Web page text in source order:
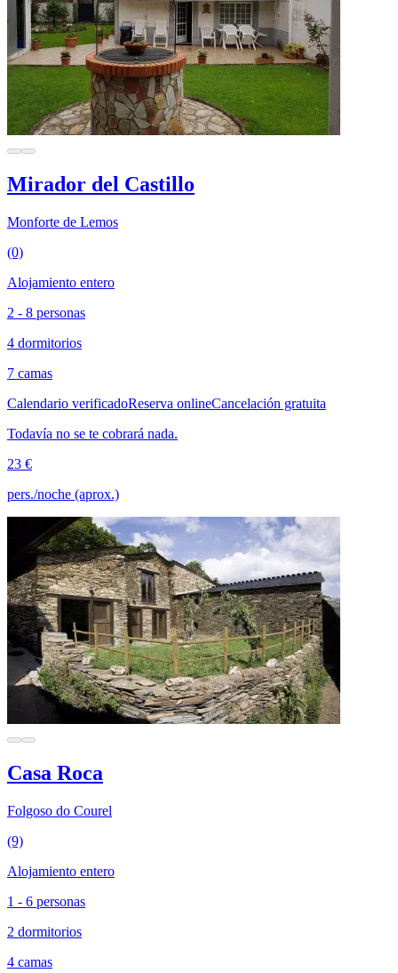
Mirador del Castillo
Monforte de Lemos
(0)
Alojamiento entero
2 - 8 personas
4 dormitorios
7 camas
Calendario verificadoReserva onlineCancelación gratuita
Todavía no se te cobrará nada.
23 €
pers./noche (aprox.)
Casa Roca
Folgoso do Courel
(9)
Alojamiento entero
1 - 6 personas
2 dormitorios
4 camas